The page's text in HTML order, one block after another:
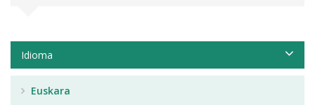
Idioma
Euskara